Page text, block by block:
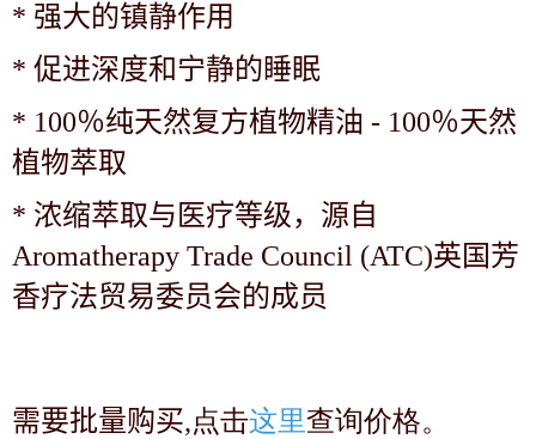
* 强大的镇静作用
* 促进深度和宁静的睡眠
* 100％纯天然复方植物精油 - 100％天然
植物萃取
* 浓缩萃取与医疗等级，源自
Aromatherapy Trade Council (ATC)英国芳
香疗法贸易委员会的成员
需要批量购买,点击这里查询价格。